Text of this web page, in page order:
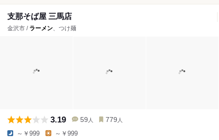
支那そば屋 三馬店
金沢市 / ラーメン、つけ麺
3.19 59 人 779 人
～￥999 ～￥999